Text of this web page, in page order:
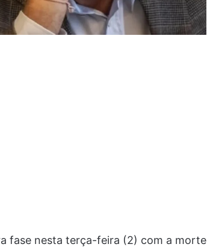
fase nesta terça-feira (2) com a morte